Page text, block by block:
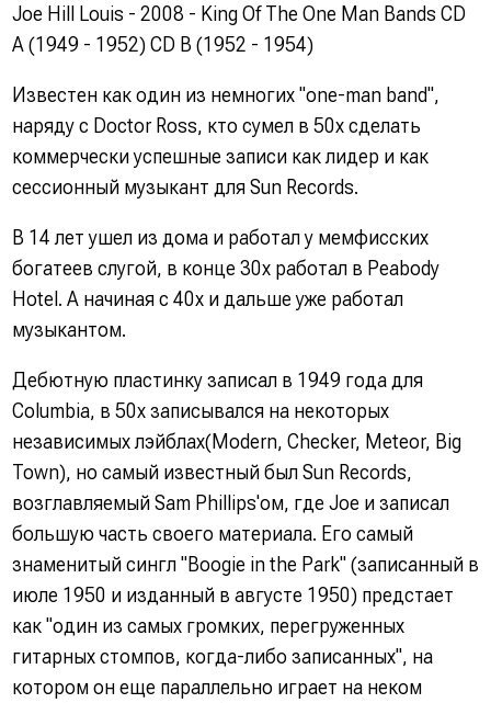
Joe Hill Louis - 2008 - King Of The One Man Bands CD
A (1949 - 1952) CD B (1952 - 1954)
Известен как один из немногих "one-man band",
наряду с Doctor Ross, кто сумел в 50х сделать
коммерчески успешные записи как лидер и как
сессионный музыкант для Sun Records.
В 14 лет ушел из дома и работал у мемфисских
богатеев слугой, в конце 30х работал в Peabody
Hotel. А начиная с 40х и дальше уже работал
музыкантом.
Дебютную пластинку записал в 1949 года для
Columbia, в 50х записывался на некоторых
независимых лэйблах(Modern, Checker, Meteor, Big
Town), но самый известный был Sun Records,
возглавляемый Sam Phillips'ом, где Joe и записал
большую часть своего материала. Его самый
знаменитый сингл "Boogie in the Park" (записанный в
июле 1950 и изданный в августе 1950) предстает
как "один из самых громких, перегруженных
гитарных стомпов, когда-либо записанных", на
котором он еще параллельно играет на неком